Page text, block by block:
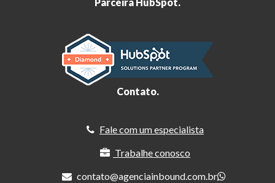
Parceira HubSpot.
Contato.
Fale com um especialista
Trabalhe conosco
contato@agenciainbound.com.br